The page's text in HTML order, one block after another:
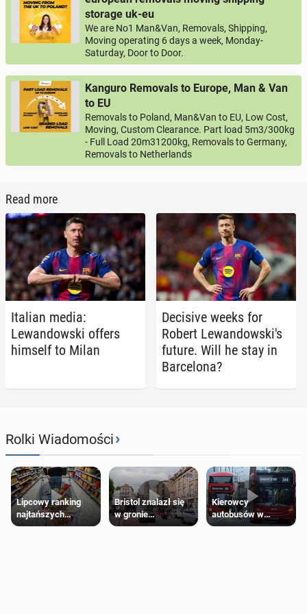
storage uk-eu
We are No1 Man&Van, Removals, Shipping,
Moving operating 6 days a week, Monday-
Saturday, Door to Door.
Kanguro Removals to Europe, Man & Van
to EU
Removals to Poland, Man&Van to EU, Low Cost,
Moving, Custom Clearance. Part load 5m3/300kg
- Full Load 20m31200kg, Removals to Germany,
Removals to Netherlands
Read more
Italian media:
Lewandows­ki offers
himself to Milan
De­ci­sive weeks for
Robert Lewandowski's
future. Will he stay in
Barcelona?
Rolki Wiadomości›
Lipcowy ranking
najtańszych
supermarketów
Bristol znalazł się
w gronie
najlepszych
Kierowcy
autobusów w
Londynie